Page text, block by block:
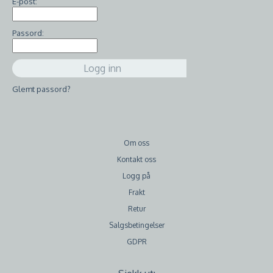
Passord:
Glemt passord?
Om oss
Kontakt oss
Logg på
Frakt
Retur
Salgsbetingelser
GDPR